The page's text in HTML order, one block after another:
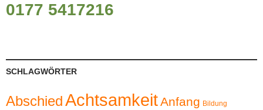
0177 5417216
SCHLAGWÖRTER
AbschiedAchtsamkeitAnfang Bildung